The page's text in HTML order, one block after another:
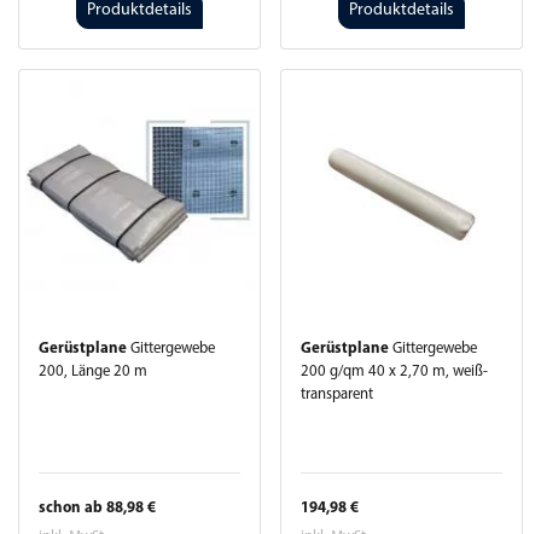
Produktdetails Produktdetails
Gerüstplane Gittergewebe
200, Länge 20 m
schon ab 88,98 €
Gerüstplane Gittergewebe
200 g/qm 40 x 2,70 m, weiß-
transparent
194,98 €